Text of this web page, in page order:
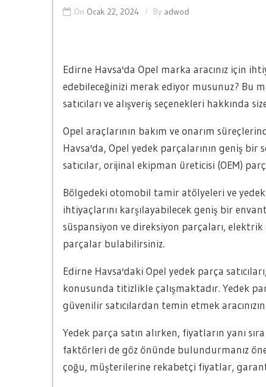
On Ocak 22, 2024 By adwod
Edirne Havsa'da Opel marka aracınız için
edebileceğinizi merak ediyor musunuz? Bu
satıcıları ve alışveriş seçenekleri hakkında
Opel araçlarının bakım ve onarım
Havsa'da, Opel yedek parçalarının geniş bir
satıcılar, orijinal ekipman üreticisi (OEM)
Bölgedeki otomobil tamir atölyeleri ve
ihtiyaçlarını karşılayabilecek geniş bir
süspansiyon ve direksiyon parçaları,
parçalar bulabilirsiniz.
Edirne Havsa'daki Opel yedek parça
konusunda titizlikle çalışmaktadır. Yedek
güvenilir satıcılardan temin etmek
Yedek parça satın alırken, fiyatların yanı
faktörleri de göz önünde bulundurmanız
çoğu, müşterilerine rekabetçi fiyatlar,